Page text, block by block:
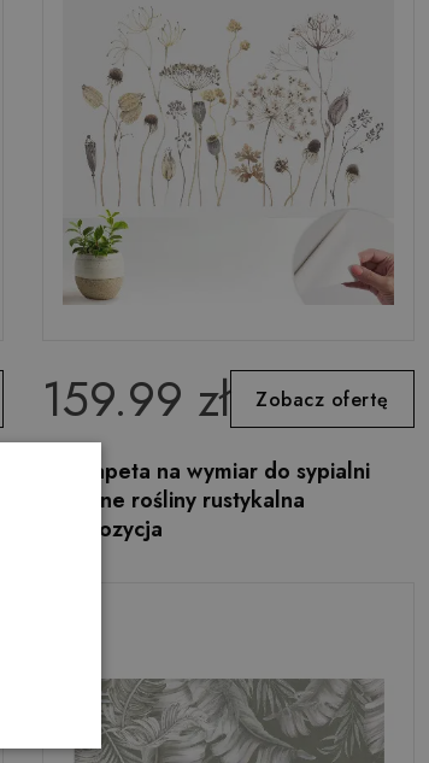
159.99 zł Zobacz ofertę
Fototapeta na wymiar do sypialni
Suszone rośliny rustykalna
kompozycja